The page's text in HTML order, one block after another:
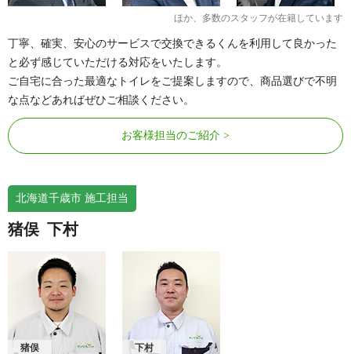
ほか、多数のスタッフが在籍しています
丁寧、確実、安心のサービスで交換できるくんを利用して良かった
と必ず感じていただける対応をいたします。
ご自宅に合った最適なトイレをご提案しますので、商品選びで不明
な点などあればぜひご相談ください。
お客様担当のご紹介
北海道千歳市 施工担当
猪俣 下村
猪俣 下村